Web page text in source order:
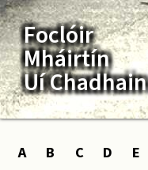
Foclóir
Mháirtín
Uí Chadhain
A B C D E